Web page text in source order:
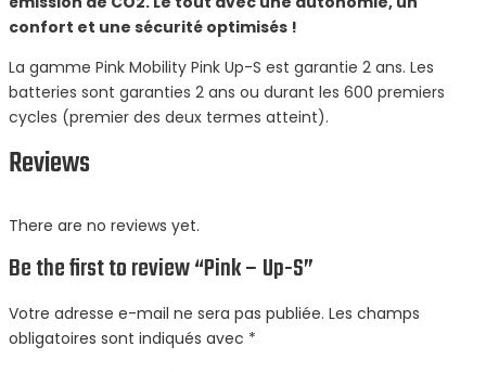
confort et une sécurité optimisés !
La gamme Pink Mobility Pink Up-S est garantie 2 ans. Les
batteries sont garanties 2 ans ou durant les 600 premiers
cycles (premier des deux termes atteint).
Reviews
There are no reviews yet.
Be the first to review “Pink – Up-S”
Votre adresse e-mail ne sera pas publiée. Les champs
obligatoires sont indiqués avec *